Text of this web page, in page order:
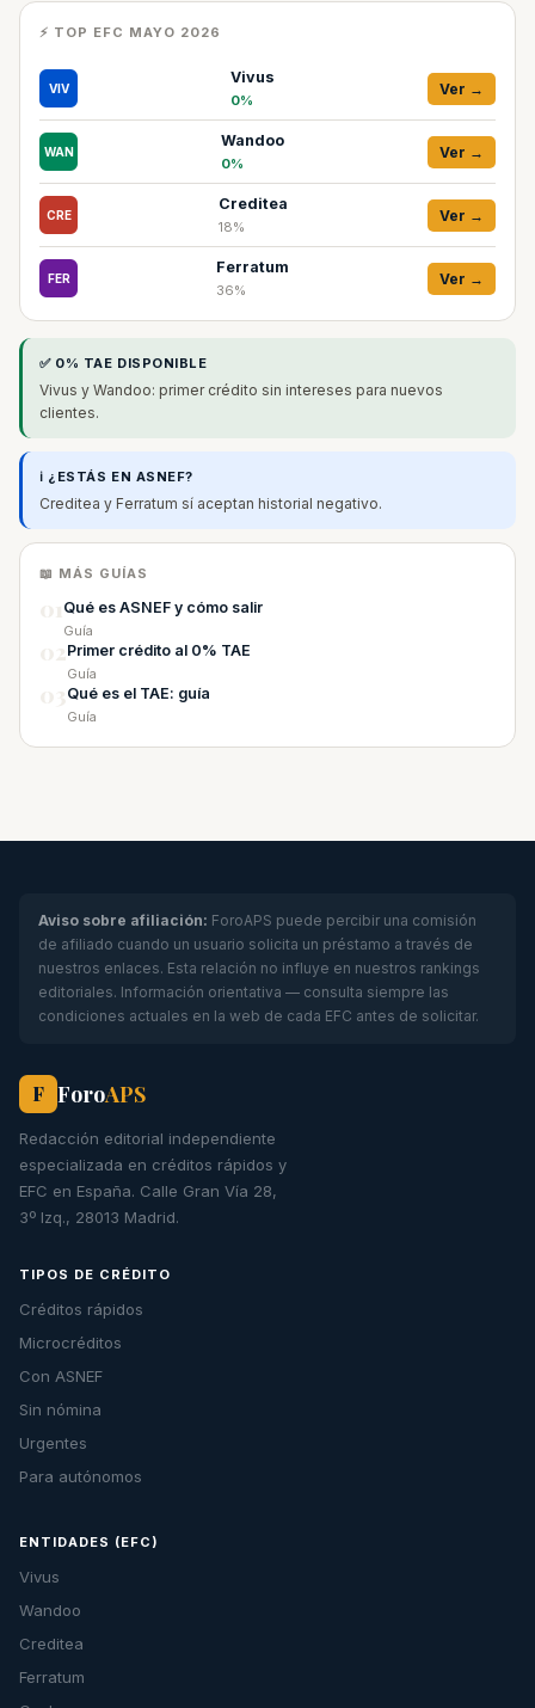
⚡ TOP EFC MAYO 2026
VIV
Vivus
0%
Ver →
WAN
Wandoo
0%
Ver →
CRE
Creditea
18%
Ver →
FER
Ferratum
36%
Ver →
✅ 0% TAE DISPONIBLE
Vivus y Wandoo: primer crédito sin intereses para nuevos
clientes.
ℹ️ ¿ESTÁS EN ASNEF?
Creditea y Ferratum sí aceptan historial negativo.
📖 MÁS GUÍAS
Qué es ASNEF y cómo salir
Guía
Primer crédito al 0% TAE
Guía
Qué es el TAE: guía
Guía
Aviso sobre afiliación: ForoAPS puede percibir una comisión
de afiliado cuando un usuario solicita un préstamo a través de
nuestros enlaces. Esta relación no influye en nuestros rankings
editoriales. Información orientativa — consulta siempre las
condiciones actuales en la web de cada EFC antes de solicitar.
F ForoAPS
Redacción editorial independiente
especializada en créditos rápidos y
EFC en España. Calle Gran Vía 28,
3º Izq., 28013 Madrid.
TIPOS DE CRÉDITO
Créditos rápidos
Microcréditos
Con ASNEF
Sin nómina
Urgentes
Para autónomos
ENTIDADES (EFC)
Vivus
Wandoo
Creditea
Ferratum